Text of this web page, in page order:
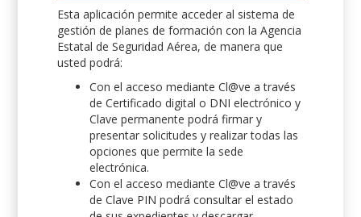
Esta aplicación permite acceder al sistema de
gestión de planes de formación con la Agencia
Estatal de Seguridad Aérea, de manera que
usted podrá:
Con el acceso mediante Cl@ve a través
de Certificado digital o DNI electrónico y
Clave permanente podrá firmar y
presentar solicitudes y realizar todas las
opciones que permite la sede
electrónica.
Con el acceso mediante Cl@ve a través
de Clave PIN podrá consultar el estado